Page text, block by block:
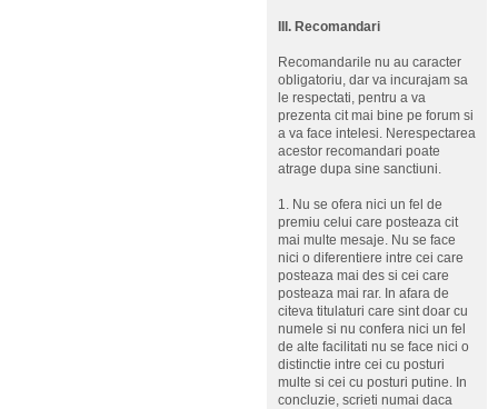
III. Recomandari
Recomandarile nu au caracter
obligatoriu, dar va incurajam sa
le respectati, pentru a va
prezenta cit mai bine pe forum si
a va face intelesi. Nerespectarea
acestor recomandari poate
atrage dupa sine sanctiuni.
1. Nu se ofera nici un fel de
premiu celui care posteaza cit
mai multe mesaje. Nu se face
nici o diferentiere intre cei care
posteaza mai des si cei care
posteaza mai rar. In afara de
citeva titulaturi care sint doar cu
numele si nu confera nici un fel
de alte facilitati nu se face nici o
distinctie intre cei cu posturi
multe si cei cu posturi putine. In
concluzie, scrieti numai daca